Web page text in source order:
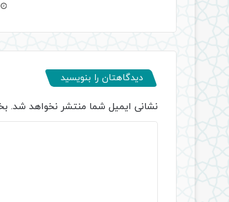
دیدگاهتان را بنویسید
نشانی ایمیل شما منتشر نخواهد شد.